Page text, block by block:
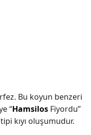
Bu koyun benzeri
“Hamsilos Fiyordu”
kıyı oluşumudur.